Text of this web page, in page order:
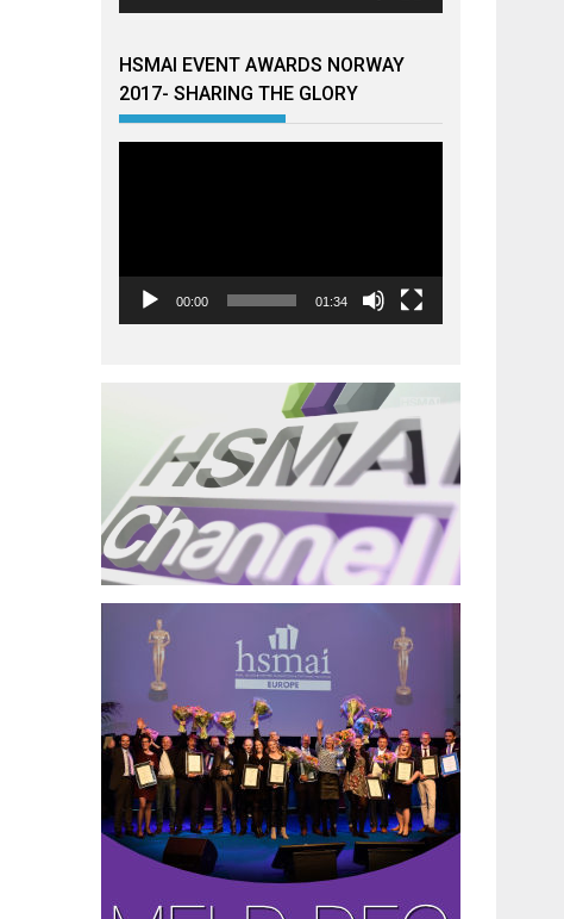
HSMAI EVENT AWARDS NORWAY
2017- SHARING THE GLORY
00:00 01:34